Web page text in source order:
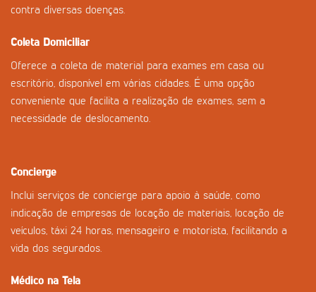
contra diversas doenças.
Coleta Domiciliar
Oferece a coleta de material para exames em casa ou
escritório, disponível em várias cidades. É uma opção
conveniente que facilita a realização de exames, sem a
necessidade de deslocamento.
Concierge
Inclui serviços de concierge para apoio à saúde, como
indicação de empresas de locação de materiais, locação de
veículos, táxi 24 horas, mensageiro e motorista, facilitando a
vida dos segurados.
Médico na Tela